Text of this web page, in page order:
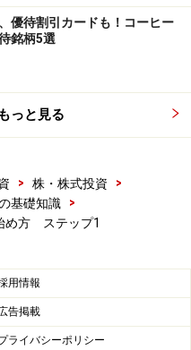
優待割引カードも！コーヒー
銘柄5選
っと見る
> 株・株式投資
>
基礎知識
>
め方 ステップ1
用情報
告掲載
ライバシーポリシー